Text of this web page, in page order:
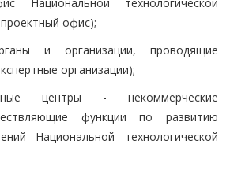
офис);
и организации, проводящие
организации);
центры - некоммерческие
функции по развитию
Национальной технологической